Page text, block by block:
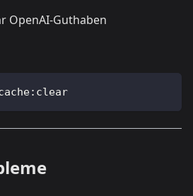
OpenAI-Guthaben